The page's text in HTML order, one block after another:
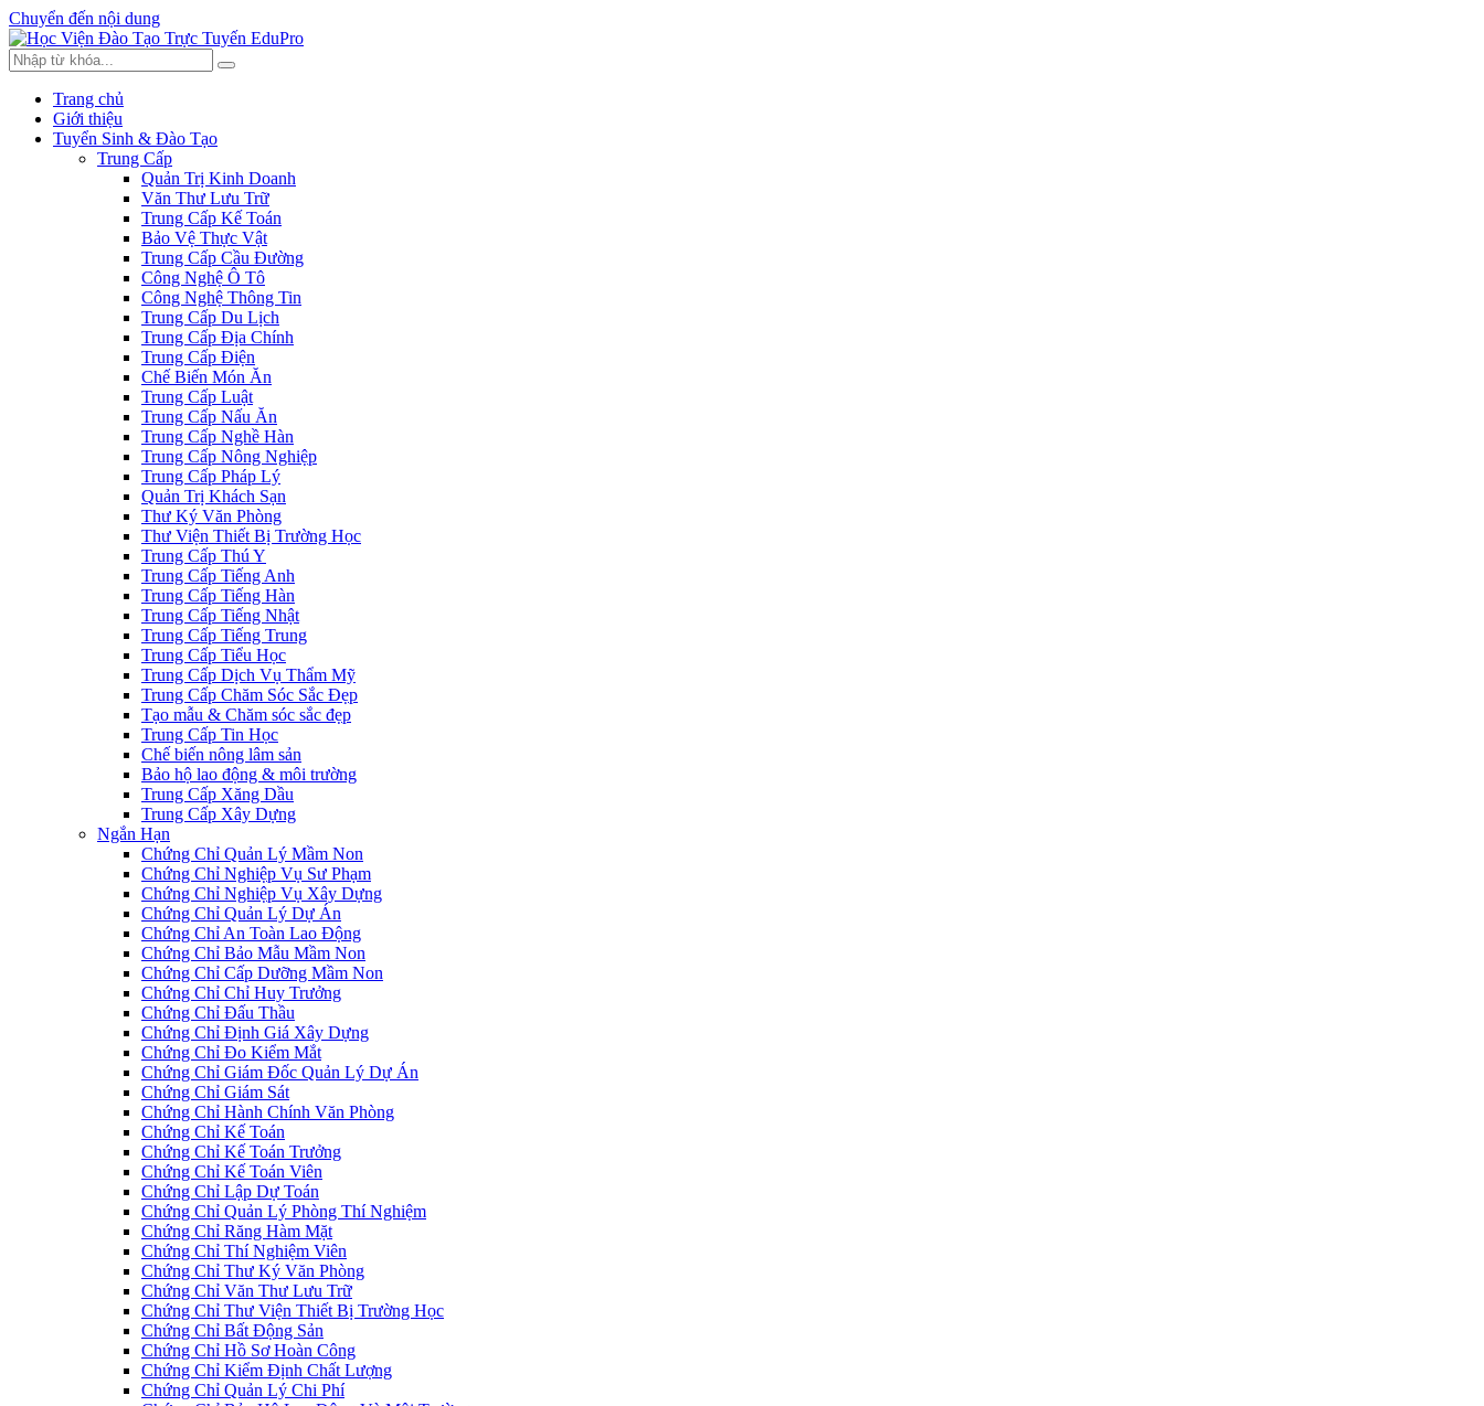
Chuyển đến nội dung
Trang chủ
Giới thiệu
Tuyển Sinh & Đào Tạo
Trung Cấp
Quản Trị Kinh Doanh
Văn Thư Lưu Trữ
Trung Cấp Kế Toán
Bảo Vệ Thực Vật
Trung Cấp Cầu Đường
Công Nghệ Ô Tô
Công Nghệ Thông Tin
Trung Cấp Du Lịch
Trung Cấp Địa Chính
Trung Cấp Điện
Chế Biến Món Ăn
Trung Cấp Luật
Trung Cấp Nấu Ăn
Trung Cấp Nghề Hàn
Trung Cấp Nông Nghiệp
Trung Cấp Pháp Lý
Quản Trị Khách Sạn
Thư Ký Văn Phòng
Thư Viện Thiết Bị Trường Học
Trung Cấp Thú Y
Trung Cấp Tiếng Anh
Trung Cấp Tiếng Hàn
Trung Cấp Tiếng Nhật
Trung Cấp Tiếng Trung
Trung Cấp Tiểu Học
Trung Cấp Dịch Vụ Thẩm Mỹ
Trung Cấp Chăm Sóc Sắc Đẹp
Tạo mẫu & Chăm sóc sắc đẹp
Trung Cấp Tin Học
Chế biến nông lâm sản
Bảo hộ lao động & môi trường
Trung Cấp Xăng Dầu
Trung Cấp Xây Dựng
Ngắn Hạn
Chứng Chỉ Quản Lý Mầm Non
Chứng Chỉ Nghiệp Vụ Sư Phạm
Chứng Chỉ Nghiệp Vụ Xây Dựng
Chứng Chỉ Quản Lý Dự Án
Chứng Chỉ An Toàn Lao Động
Chứng Chỉ Bảo Mẫu Mầm Non
Chứng Chỉ Cấp Dưỡng Mầm Non
Chứng Chỉ Chỉ Huy Trưởng
Chứng Chỉ Đấu Thầu
Chứng Chỉ Định Giá Xây Dựng
Chứng Chỉ Đo Kiểm Mắt
Chứng Chỉ Giám Đốc Quản Lý Dự Án
Chứng Chỉ Giám Sát
Chứng Chỉ Hành Chính Văn Phòng
Chứng Chỉ Kế Toán
Chứng Chỉ Kế Toán Trưởng
Chứng Chỉ Kế Toán Viên
Chứng Chỉ Lập Dự Toán
Chứng Chỉ Quản Lý Phòng Thí Nghiệm
Chứng Chỉ Răng Hàm Mặt
Chứng Chỉ Thí Nghiệm Viên
Chứng Chỉ Thư Ký Văn Phòng
Chứng Chỉ Văn Thư Lưu Trữ
Chứng Chỉ Thư Viện Thiết Bị Trường Học
Chứng Chỉ Bất Động Sản
Chứng Chỉ Hồ Sơ Hoàn Công
Chứng Chỉ Kiểm Định Chất Lượng
Chứng Chỉ Quản Lý Chi Phí